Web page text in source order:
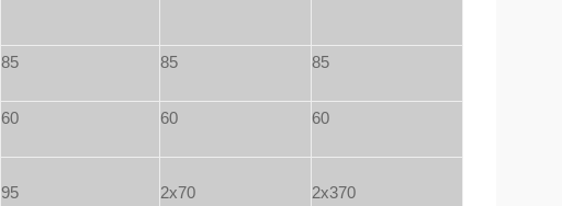
85 85 85
60 60 60
95 2x70 2x370